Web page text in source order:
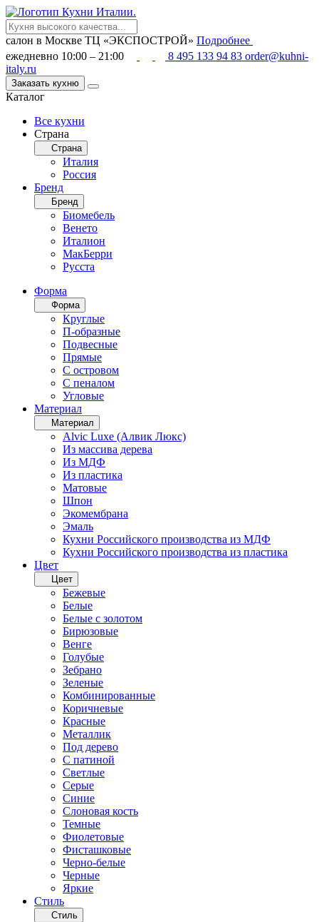
салон в Москве ТЦ «ЭКСПОСТРОЙ» Подробнее
ежедневно 10:00 – 21:00
8 495 133 94 83 order@kuhni-
italy.ru
Заказать кухню
Каталог
Все кухни
Страна
Страна
Италия
Россия
Бренд
Бренд
Биомебель
Венето
Италион
МакБерри
Русста
Форма
Форма
Круглые
П-образные
Подвесные
Прямые
С островом
С пеналом
Угловые
Материал
Материал
Alvic Luxe (Алвик Люкс)
Из массива дерева
Из МДФ
Из пластика
Матовые
Шпон
Экомембрана
Эмаль
Кухни Российского производства из МДФ
Кухни Российского производства из пластика
Цвет
Цвет
Бежевые
Белые
Белые с золотом
Бирюзовые
Венге
Голубые
Зебрано
Зеленые
Комбинированные
Коричневые
Красные
Металлик
Под дерево
С патиной
Светлые
Серые
Синие
Слоновая кость
Темные
Фиолетовые
Фисташковые
Черно-белые
Черные
Яркие
Стиль
Стиль